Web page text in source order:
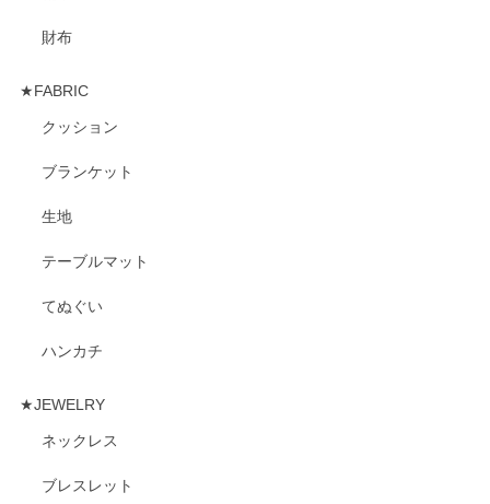
財布
★FABRIC
クッション
ブランケット
生地
テーブルマット
てぬぐい
ハンカチ
★JEWELRY
ネックレス
ブレスレット